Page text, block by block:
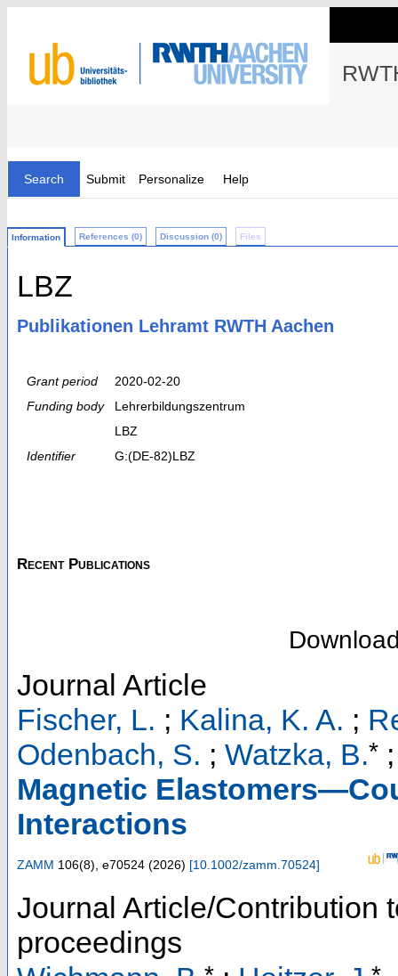
Search Submit Personalize Help
Information References (0) Discussion (0) Files
LBZ
Publikationen Lehramt RWTH Aachen
Grant period
2020-02-20
Funding body
Lehrerbildungszentrum
LBZ
Identifier
G:(DE-82)LBZ
Recent Publications
Journal Article
Fischer, L. ; Kalina, K. A. ;
Odenbach, S. ; Watzka, B.*
Magnetic
Interactions
ZAMM 106(8), e70524 (2026) [10.1002/zamm.70524]
Journal Article/Contribution
proceedings